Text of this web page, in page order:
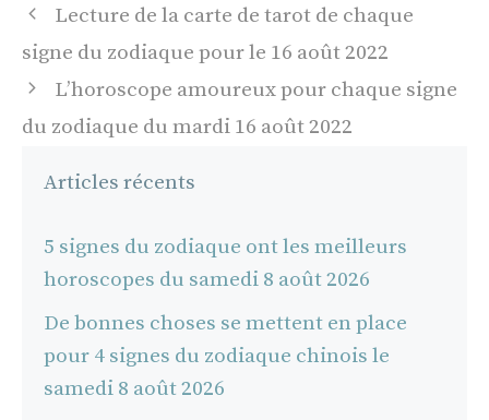
Navigation
des
Lecture de la carte de tarot de chaque
signe du zodiaque pour le 16 août 2022
L’horoscope amoureux pour chaque signe
du zodiaque du mardi 16 août 2022
Articles récents
5 signes du zodiaque ont les meilleurs
horoscopes du samedi 8 août 2026
De bonnes choses se mettent en place
pour 4 signes du zodiaque chinois le
samedi 8 août 2026